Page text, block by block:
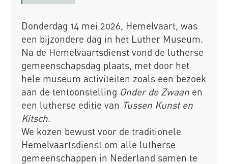
Donderdag 14 mei 2026, Hemelvaart, was
een bijzondere dag in het Luther Museum.
Na de Hemelvaartsdienst vond de lutherse
gemeenschapsdag plaats, met door het
hele museum activiteiten zoals een bezoek
aan de tentoonstelling Onder de Zwaan en
een lutherse editie van Tussen Kunst en
Kitsch.
We kozen bewust voor de traditionele
Hemelvaartsdienst om alle lutherse
gemeenschappen in Nederland samen te